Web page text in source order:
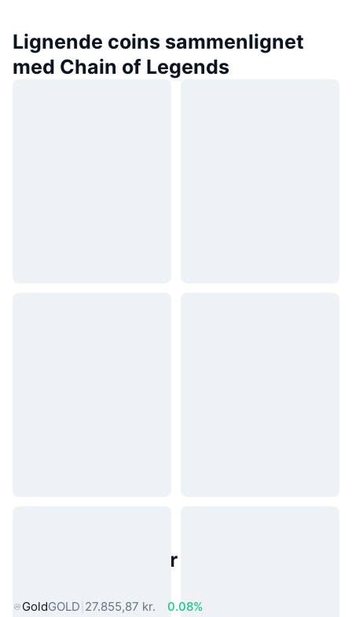
Lignende coins sammenlignet
med Chain of Legends
Populære aktiver fra den virkelige
GoldGOLD 27.855,87 kr.
0.08%